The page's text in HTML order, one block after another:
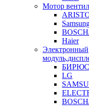
Мотор
Haier
Электронный
LG